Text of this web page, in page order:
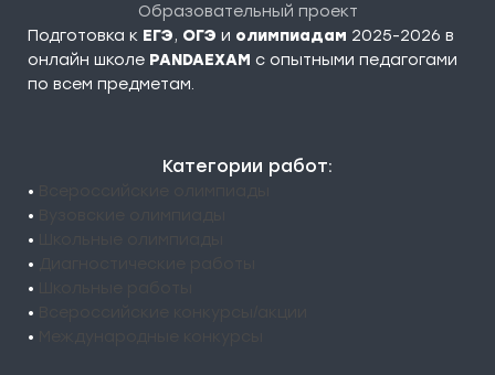
Образовательный проект
Подготовка к ЕГЭ, ОГЭ и олимпиадам 2025-2026 в
онлайн школе PANDAEXAM c опытными педагогами
по всем предметам.
Категории работ:
•
•
•
•
•
•
•